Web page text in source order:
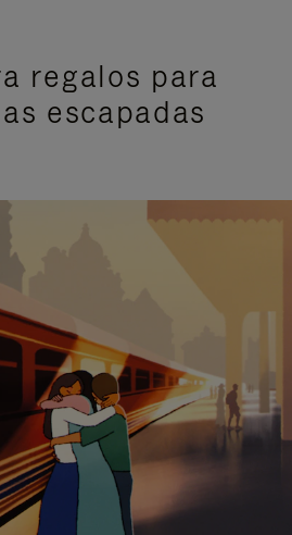
regalos para
escapadas